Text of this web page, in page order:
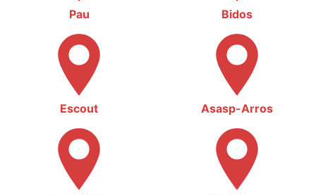
Pau Bidos
Escout Asasp-Arros